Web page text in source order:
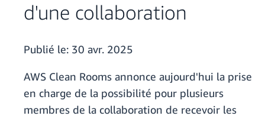
d'une collaboration
Publié le: 30 avr. 2025
AWS Clean Rooms annonce aujourd'hui la prise
en charge de la possibilité pour plusieurs
membres de la collaboration de recevoir les